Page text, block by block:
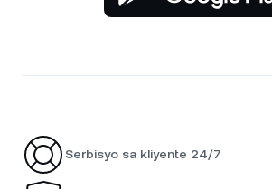
Serbisyo sa kliyente 24/7